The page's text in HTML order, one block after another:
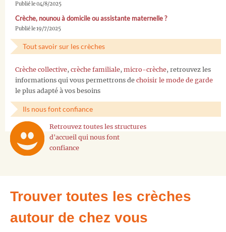
Publié le 04/8/2025
Crèche, nounou à domicile ou assistante maternelle ?
Publié le 19/7/2025
Tout savoir sur les crèches
Crèche collective, crèche familiale, micro-crèche, retrouvez les
informations qui vous permettrons de choisir le mode de garde
le plus adapté à vos besoins
Ils nous font confiance
Retrouvez toutes les structures
d'accueil qui nous font
confiance
Trouver toutes les crèches
autour de chez vous